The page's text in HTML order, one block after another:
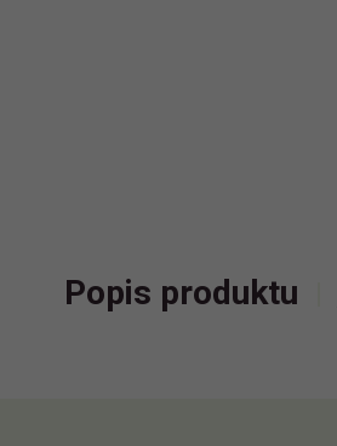
Popis produktu